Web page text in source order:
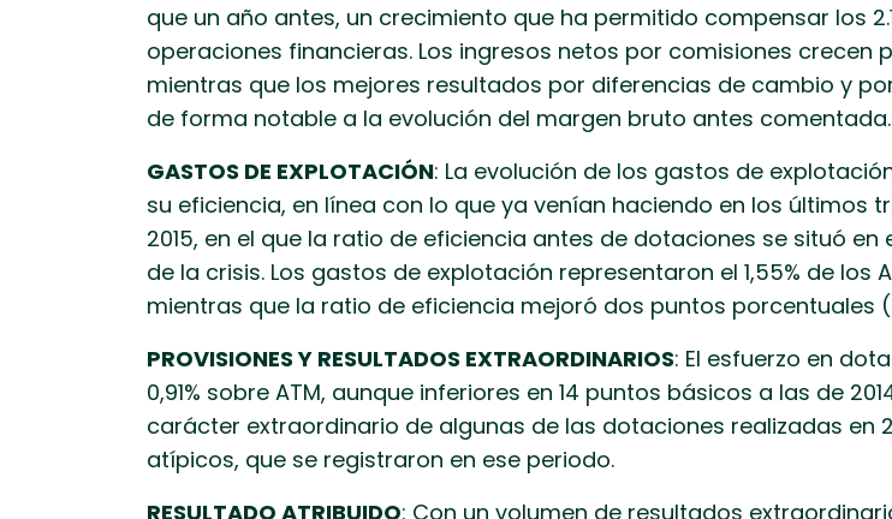
que un año antes, un crecimiento que ha permitido compensar los
operaciones financieras. Los ingresos netos por comisiones crecen
mientras que los mejores resultados por diferencias de cambio y
de forma notable a la evolución del margen bruto antes comentada.
GASTOS DE EXPLOTACIÓN: La evolución de los gastos de
su eficiencia, en línea con lo que ya venían haciendo en los últimos
2015, en el que la ratio de eficiencia antes de dotaciones se situó
de la crisis. Los gastos de explotación representaron el 1,55% de los
mientras que la ratio de eficiencia mejoró dos puntos porcentuales
PROVISIONES Y RESULTADOS EXTRAORDINARIOS: El esfuerzo en
0,91% sobre ATM, aunque inferiores en 14 puntos básicos a las de
carácter extraordinario de algunas de las dotaciones realizadas en
atípicos, que se registraron en ese periodo.
RESULTADO ATRIBUIDO: Con un volumen de resultados